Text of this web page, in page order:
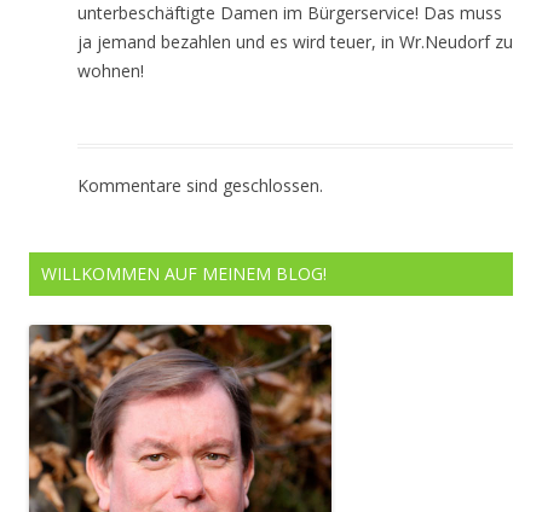
unterbeschäftigte Damen im Bürgerservice! Das muss
ja jemand bezahlen und es wird teuer, in Wr.Neudorf zu
wohnen!
Kommentare sind geschlossen.
WILLKOMMEN AUF MEINEM BLOG!